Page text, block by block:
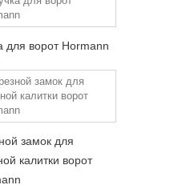
для ворот Hormann
замок для
калитки ворот